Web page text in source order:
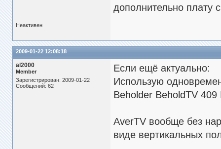
дополнительно плату
Неактивен
2009-01-22 12:08:18
al2000
Member
Зарегистрирован: 2009-01-22
Сообщений: 62
Если ещё актуально:
Использую
Beholder BeholdTV 409
AverTV вообще без
виде вертикальных